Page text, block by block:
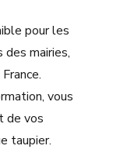
pour les
mairies,
vous
de vos
taupier.